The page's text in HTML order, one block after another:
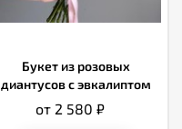
Букет из розовых
диантусов с эвкалиптом
от 2 580₽